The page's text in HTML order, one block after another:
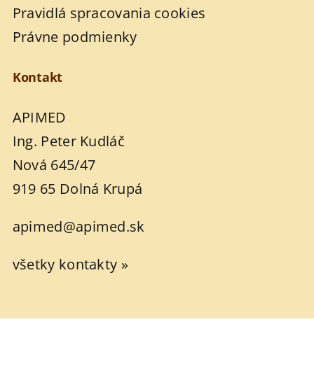
Pravidlá spracovania cookies
Právne podmienky
Kontakt
APIMED
Ing. Peter Kudláč
Nová 645/47
919 65 Dolná Krupá
apimed@apimed.sk
všetky kontakty »